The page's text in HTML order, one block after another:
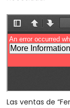
Las ventas de